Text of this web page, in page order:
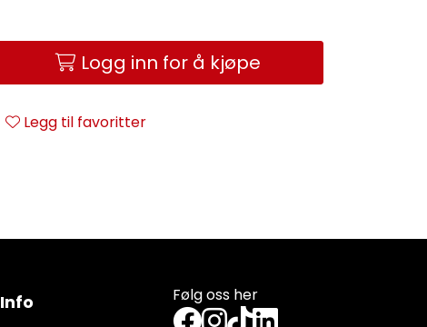
Logg inn for å kjøpe
Legg til favoritter
Følg oss her
Info